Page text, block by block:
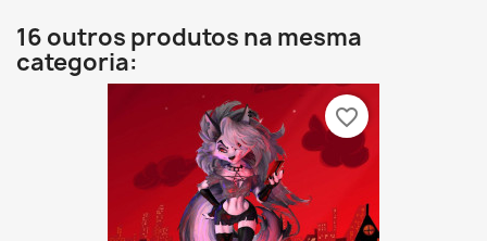
16 outros produtos na mesma
categoria:
favorite_border